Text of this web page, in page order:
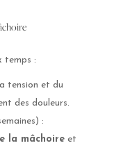
temps :
tension et du
des douleurs.
:
la mâchoireet